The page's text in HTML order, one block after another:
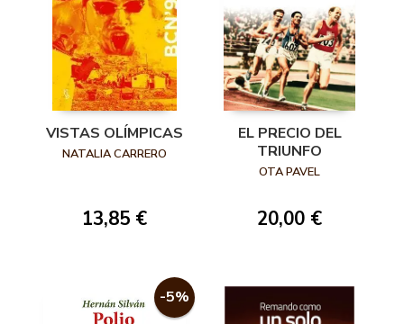
VISTAS OLÍMPICAS
NATALIA CARRERO
13,85 €
EL PRECIO DEL
TRIUNFO
OTA PAVEL
20,00 €
-5%